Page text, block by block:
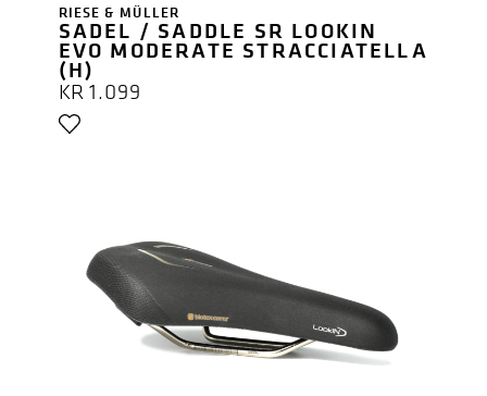
RIESE & MÜLLER
SADEL / SADDLE SR LOOKIN
EVO MODERATE STRACCIATELLA
(H)
KR1.099